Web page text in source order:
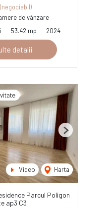
(negociabil)
de vânzare
53.42 mp 2024
detalii
Video Harta
Next
Parcul Poligon
ap3 C3